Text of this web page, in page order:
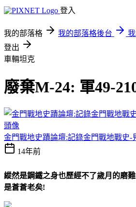
登入
我的部落格 我的部落格後台
登出
車輛坦克
廢棄M-24: 軍49-
金門戰地史蹟論壇:記錄金門戰地戰史-
14年前
縱然是鋼鐵之身也歷經不了歲月的磨
是蒼蒼老矣!